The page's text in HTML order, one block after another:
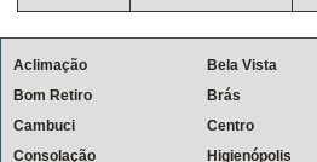
Aclimação
Bela Vista
Bom Retiro
Brás
Cambuci
Centro
Consolação
Higienópolis